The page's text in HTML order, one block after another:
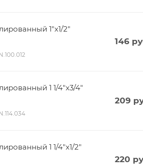
1"х1/2"
146
1 1/4"х3/4"
209
1 1/4"х1/2"
220